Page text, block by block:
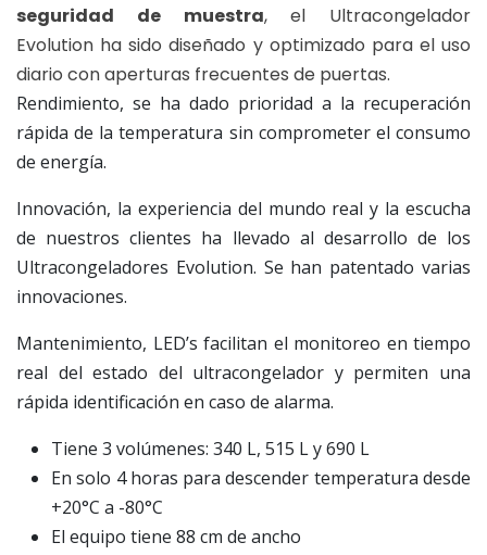
seguridad de muestra, el Ultracongelador
Evolution ha sido diseñado y optimizado para el uso
diario con aperturas frecuentes de puertas.
​Rendimiento, se ha dado prioridad a la recuperación
rápida de la temperatura sin comprometer el consumo
de energía.
​Innovación, la experiencia del mundo real y la escucha
de nuestros clientes ha llevado al desarrollo de los
Ultracongeladores Evolution. Se han patentado varias
innovaciones.
​Mantenimiento, LED’s facilitan el monitoreo en tiempo
real del estado del ultracongelador y permiten una
rápida identificación en caso de alarma.
Tiene 3 volúmenes: 340 L, 515 L y 690 L
En solo 4 horas para descender temperatura desde
+20°C a -80°C
El equipo tiene 88 cm de ancho